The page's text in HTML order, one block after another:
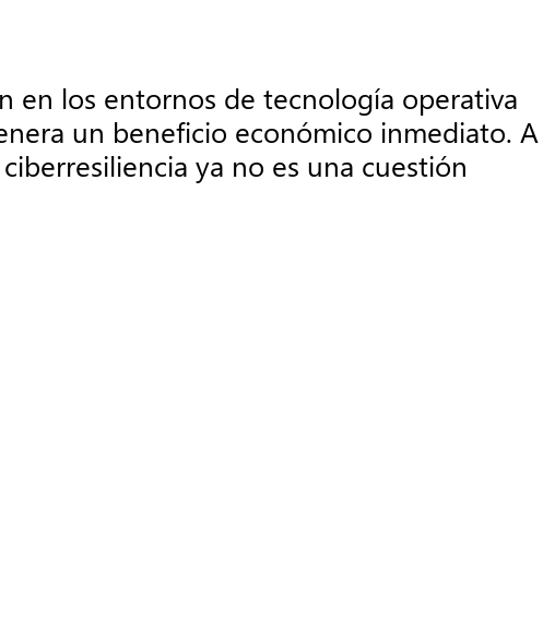
en los entornos de tecnología operativa
un beneficio económico inmediato. A
ya no es una cuestión